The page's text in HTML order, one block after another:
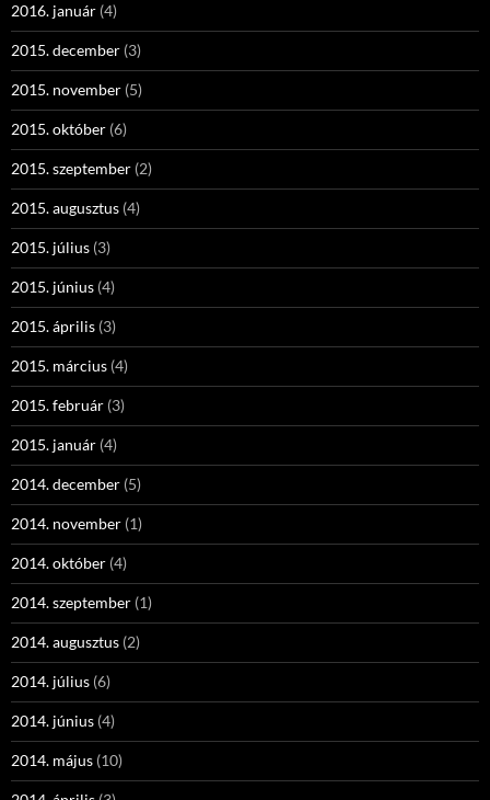
2016. január (4)
2015. december (3)
2015. november (5)
2015. október (6)
2015. szeptember (2)
2015. augusztus (4)
2015. július (3)
2015. június (4)
2015. április (3)
2015. március (4)
2015. február (3)
2015. január (4)
2014. december (5)
2014. november (1)
2014. október (4)
2014. szeptember (1)
2014. augusztus (2)
2014. július (6)
2014. június (4)
2014. május (10)